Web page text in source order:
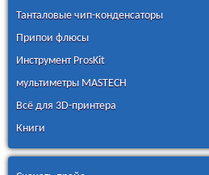
Танталовые чип-конденсаторы
Припои флюсы
Инструмент ProsKit
мультиметры MASTECH
Всё для 3D-принтера
Книги